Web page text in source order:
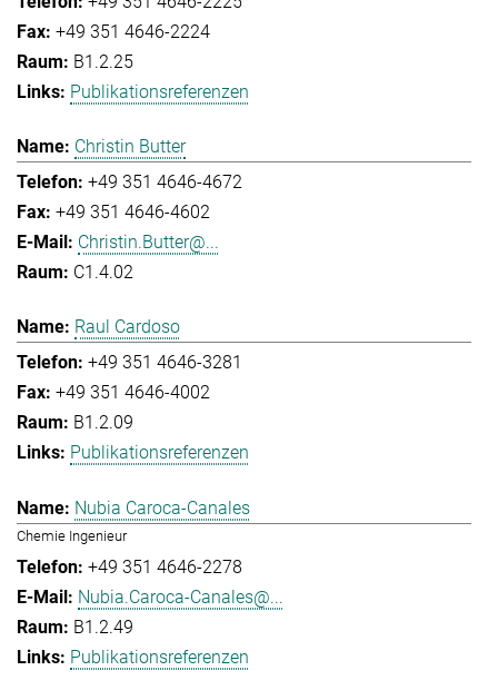
+49 351 4646-2224
B1.2.25
Publikationsreferenzen
Christin Butter
+49 351 4646-4672
+49 351 4646-4602
Christin.Butter@...
C1.4.02
Raul Cardoso
+49 351 4646-3281
+49 351 4646-4002
B1.2.09
Publikationsreferenzen
Nubia Caroca-Canales
Chemie Ingenieur
+49 351 4646-2278
Nubia.Caroca-Canales@...
B1.2.49
Publikationsreferenzen